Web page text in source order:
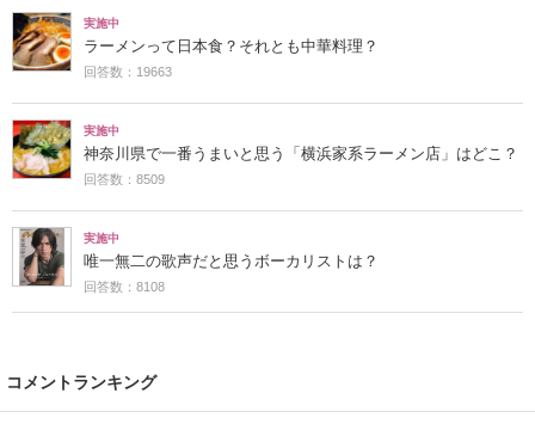
実施中
ラーメンって日本食？それとも中華料理？
回答数：19663
実施中
神奈川県で一番うまいと思う「横浜家系ラーメン店」はどこ？
回答数：8509
実施中
唯一無二の歌声だと思うボーカリストは？
回答数：8108
コメントランキング